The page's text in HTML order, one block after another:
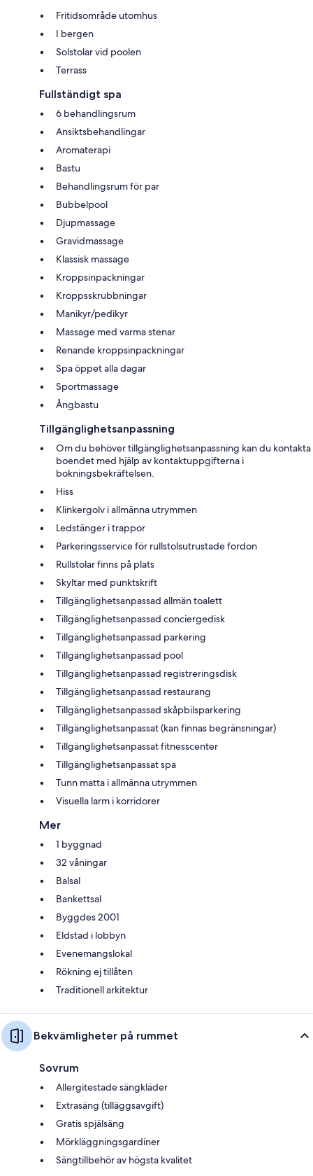
Fritidsområde utomhus
I bergen
Solstolar vid poolen
Terrass
Fullständigt spa
6 behandlingsrum
Ansiktsbehandlingar
Aromaterapi
Bastu
Behandlingsrum för par
Bubbelpool
Djupmassage
Gravidmassage
Klassisk massage
Kroppsinpackningar
Kroppsskrubbningar
Manikyr/pedikyr
Massage med varma stenar
Renande kroppsinpackningar
Spa öppet alla dagar
Sportmassage
Ångbastu
Tillgänglighetsanpassning
Om du behöver tillgänglighetsanpassning kan du kontakta
boendet med hjälp av kontaktuppgifterna i
bokningsbekräftelsen.
Hiss
Klinkergolv i allmänna utrymmen
Ledstänger i trappor
Parkeringsservice för rullstolsutrustade fordon
Rullstolar finns på plats
Skyltar med punktskrift
Tillgänglighetsanpassad allmän toalett
Tillgänglighetsanpassad conciergedisk
Tillgänglighetsanpassad parkering
Tillgänglighetsanpassad pool
Tillgänglighetsanpassad registreringsdisk
Tillgänglighetsanpassad restaurang
Tillgänglighetsanpassad skåpbilsparkering
Tillgänglighetsanpassat (kan finnas begränsningar)
Tillgänglighetsanpassat fitnesscenter
Tillgänglighetsanpassat spa
Tunn matta i allmänna utrymmen
Visuella larm i korridorer
Mer
1 byggnad
32 våningar
Balsal
Bankettsal
Byggdes 2001
Eldstad i lobbyn
Evenemangslokal
Rökning ej tillåten
Traditionell arkitektur
Bekvämligheter på rummet
Sovrum
Allergitestade sängkläder
Extrasäng (tilläggsavgift)
Gratis spjälsäng
Mörkläggningsgardiner
Sängtillbehör av högsta kvalitet